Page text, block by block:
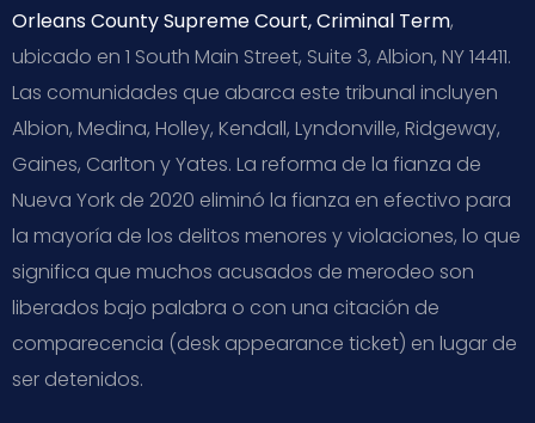
Orleans County Supreme Court, Criminal Term,
ubicado en 1 South Main Street, Suite 3, Albion, NY 14411.
Las comunidades que abarca este tribunal incluyen
Albion, Medina, Holley, Kendall, Lyndonville, Ridgeway,
Gaines, Carlton y Yates. La reforma de la fianza de
Nueva York de 2020 eliminó la fianza en efectivo para
la mayoría de los delitos menores y violaciones, lo que
significa que muchos acusados de merodeo son
liberados bajo palabra o con una citación de
comparecencia (desk appearance ticket) en lugar de
ser detenidos.